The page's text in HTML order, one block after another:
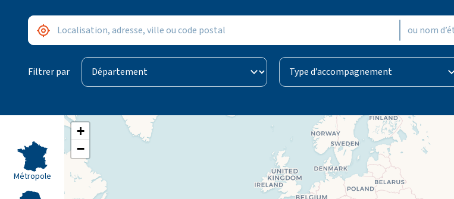
Adresse / ville
Me géolocaliser
Établissement
Filtrer par
Département Type d’accompagnement
Métropole
+
−